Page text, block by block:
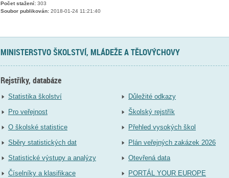
Počet stažení:303
Soubor publikován:2018-01-24 11:21:40
MINISTERSTVO ŠKOLSTVÍ, MLÁDEŽE A TĚLOVÝCHOVY
Rejstříky, databáze
Statistika školství
Pro veřejnost
O školské statistice
Sběry statistických dat
Statistické výstupy a analýzy
Číselníky a klasifikace
Důležité odkazy
Školský rejstřík
Přehled vysokých škol
Plán veřejných zakázek 2026
Otevřená data
PORTÁL YOUR EUROPE